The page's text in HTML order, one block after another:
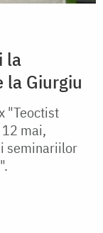
la
Giurgiu
"Teoctist
mai,
seminariilor